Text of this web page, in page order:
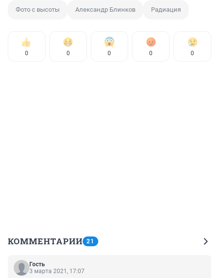
Фото с высоты Александр Блинков Радиация
0 0 0 0 0
КОММЕНТАРИИ 21
Гость
3 марта 2021, 17:07